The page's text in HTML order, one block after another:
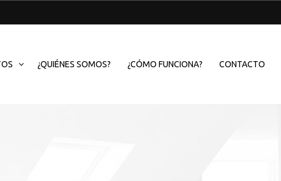
¿QUIÉNES SOMOS? ¿CÓMO FUNCIONA? CONTACTO